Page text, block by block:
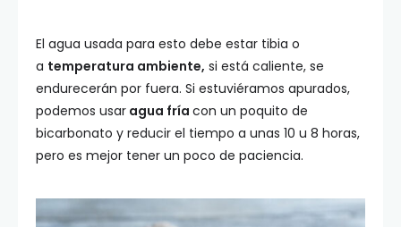
El agua usada para esto debe estar tibia o
a temperatura ambiente, si está caliente, se
endurecerán por fuera. Si estuviéramos apurados,
podemos usar agua fría con un poquito de
bicarbonato y reducir el tiempo a unas 10 u 8 horas,
pero es mejor tener un poco de paciencia.